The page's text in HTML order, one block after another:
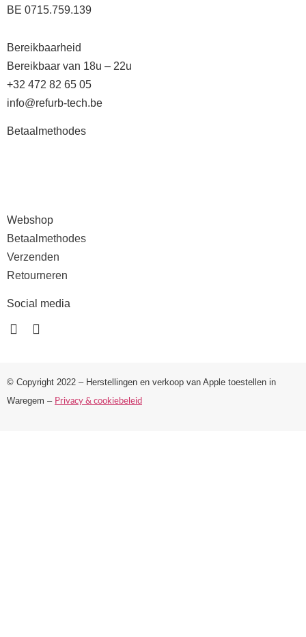
BE 0715.759.139
Bereikbaarheid
Bereikbaar van 18u – 22u
+32 472 82 65 05
info@refurb-tech.be
Betaalmethodes
Webshop
Betaalmethodes
Verzenden
Retourneren
Social media
© Copyright 2022 – Herstellingen en verkoop van Apple toestellen in
Waregem – Privacy & cookiebeleid